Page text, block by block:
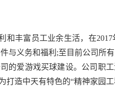
和丰富员工业余生活，在
与义务和福利;至目前公司所
的爱游戏买球建设。公司职
造中天有特色的“精神家园工